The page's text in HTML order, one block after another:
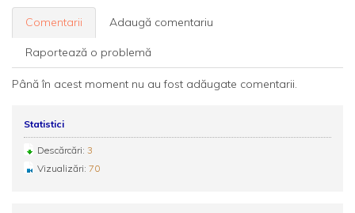
Comentarii Adaugă comentariu
Raportează o problemă
Până în acest moment nu au fost adăugate comentarii.
Statistici
Descărcări: 3
Vizualizări: 70